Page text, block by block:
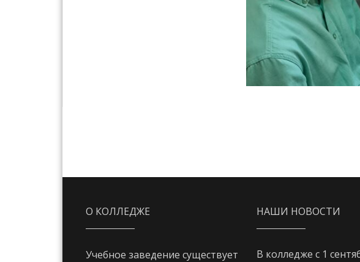
О КОЛЛЕДЖЕ
Учебное заведение существует
НАШИ НОВОСТИ
В колледже с 1